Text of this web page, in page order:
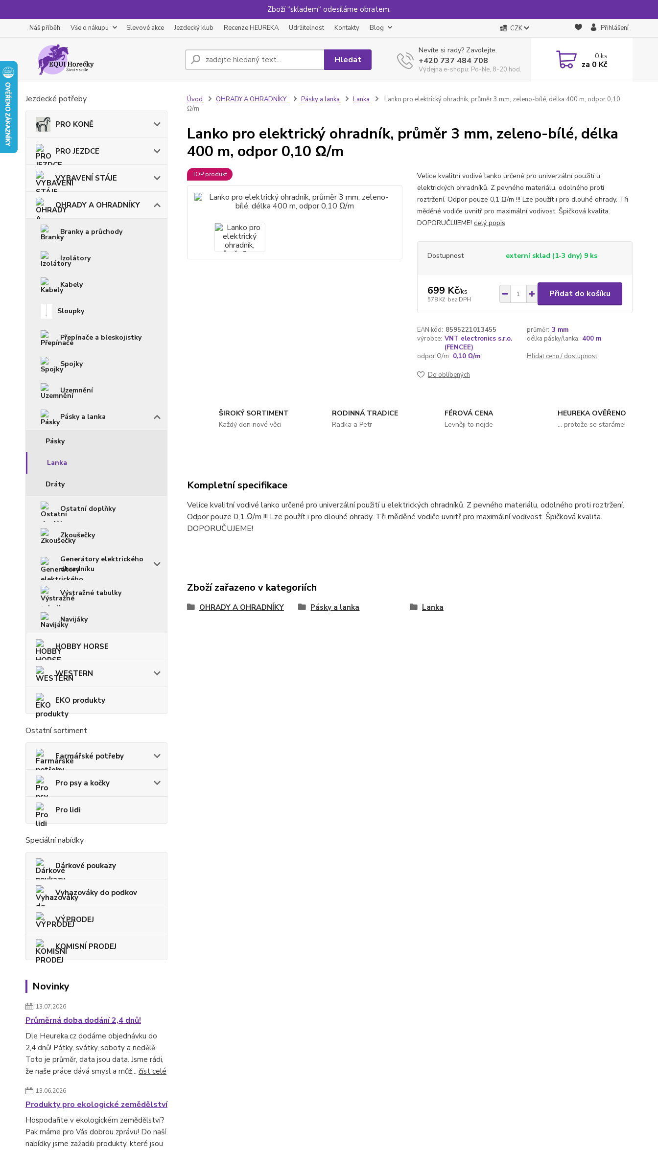
Zboží "skladem" odesíláme obratem.
Náš příběh Vše o nákupu Slevové akce Jezdecký klub Recenze HEUREKA Udržitelnost Kontakty Blog CZK Přihlášení
Hledat
Nevíte si rady? Zavolejte.
+420 737 484 708
Výdejna e-shopu: Po-Ne, 8-20 hod.
0ks
za 0 Kč
Jezdecké potřeby
PRO KONĚ
PRO JEZDCE
VYBAVENÍ STÁJE
OHRADY A OHRADNÍKY
Branky a průchody
Izolátory
Kabely
Sloupky
Přepínače a bleskojistky
Spojky
Uzemnění
Pásky a lanka
Pásky
Lanka
Dráty
Ostatní doplňky
Zkoušečky
Generátory elektrického
ohradníku
Výstražné tabulky
Navijáky
HOBBY HORSE
WESTERN
EKO produkty
Ostatní sortiment
Farmářské potřeby
Pro psy a kočky
Pro lidi
Speciální nabídky
Dárkové poukazy
Vyhazováky do podkov
VÝPRODEJ
KOMISNÍ PRODEJ
Novinky
13.07.2026
Průměrná doba dodání 2,4 dnů!
Dle Heureka.cz dodáme objednávku do
2,4 dnů! Pátky, svátky, soboty a nedělě.
Toto je průměr, data jsou data. Jsme rádi,
že naše práce dává smysl a můž... číst celé
13.06.2026
Produkty pro ekologické zemědělství
Hospodaříte v ekologickém zemědělství?
Pak máme pro Vás dobrou zprávu! Do naší
nabídky jsme zažadili produkty, které jsou
Úvod OHRADY A OHRADNÍKY Pásky a lanka Lanka
Lanko pro elektrický ohradník, průměr 3 mm, zeleno-bílé, délka 400 m, odpor 0,10
Ω/m
Lanko pro elektrický ohradník, průměr 3 mm, zeleno-bílé, délka
400 m, odpor 0,10 Ω/m
TOP produkt
Velice kvalitní vodivé lanko určené pro univerzální použití u
elektrických ohradníků. Z pevného materiálu, odolného proti
roztržení. Odpor pouze 0,1 Ω/m !!! Lze použít i pro dlouhé ohrady. Tři
měděné vodiče uvnitř pro maximální vodivost. Špičková kvalita.
DOPORUČUJEME! celý popis
Dostupnost externí sklad (1-3 dny) 9 ks
699 Kč/ks
578 Kč bez DPH
Přidat do košíku
EAN kód: 8595221013455 průměr: 3 mm
výrobce: VNT electronics s.r.o.
(FENCEE)
délka pásky/lanka: 400 m
odpor Ω/m: 0,10 Ω/m Hlídat cenu / dostupnost
Do oblíbených
ŠIROKÝ SORTIMENT
Každý den nové věci
RODINNÁ TRADICE
Radka a Petr
FÉROVÁ CENA
Levněji to nejde
HEUREKA OVĚŘENO
... protože se staráme!
Kompletní specifikace
Velice kvalitní vodivé lanko určené pro univerzální použití u elektrických ohradníků. Z pevného materiálu, odolného proti roztržení.
Odpor pouze 0,1 Ω/m !!! Lze použít i pro dlouhé ohrady. Tři měděné vodiče uvnitř pro maximální vodivost. Špičková kvalita.
DOPORUČUJEME!
Zboží zařazeno v kategoriích
OHRADY A OHRADNÍKY Pásky a lanka Lanka